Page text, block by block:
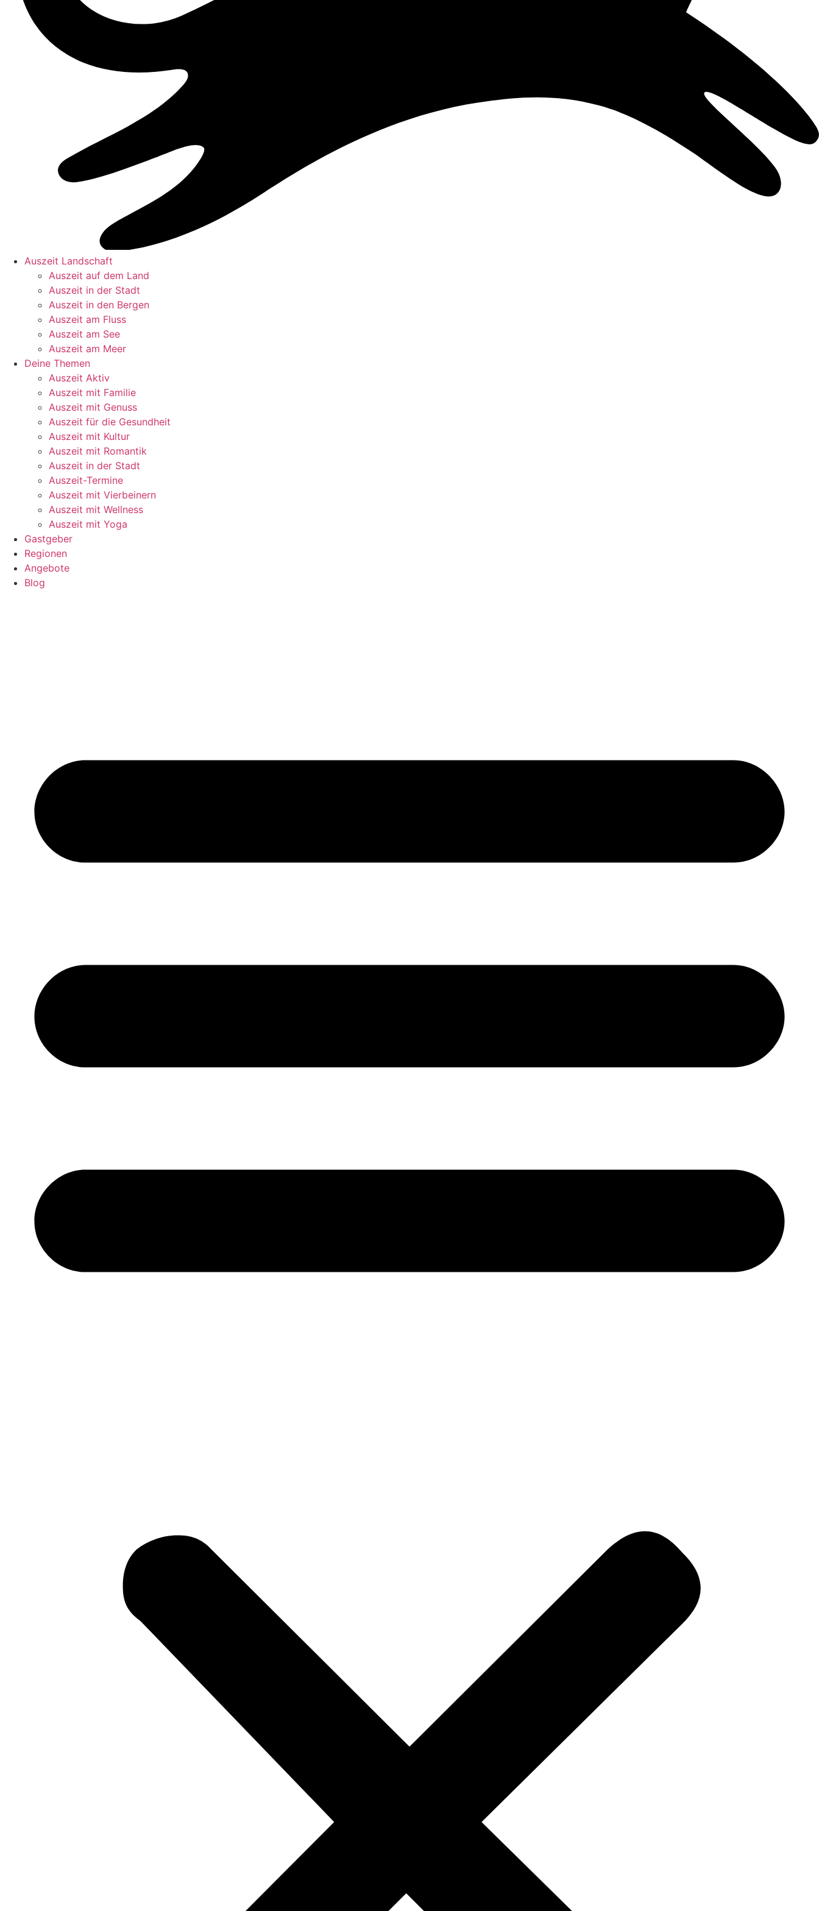
Auszeit Landschaft
Auszeit auf dem Land
Auszeit in der Stadt
Auszeit in den Bergen
Auszeit am Fluss
Auszeit am See
Auszeit am Meer
Deine Themen
Auszeit Aktiv
Auszeit mit Familie
Auszeit mit Genuss
Auszeit für die Gesundheit
Auszeit mit Kultur
Auszeit mit Romantik
Auszeit in der Stadt
Auszeit-Termine
Auszeit mit Vierbeinern
Auszeit mit Wellness
Auszeit mit Yoga
Gastgeber
Regionen
Angebote
Blog